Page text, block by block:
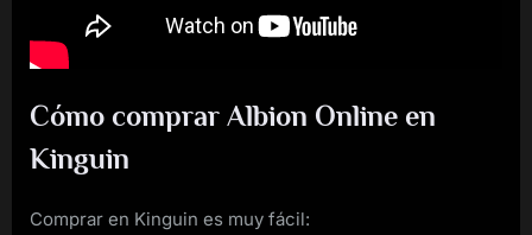
Cómo comprar Albion Online en
Kinguin
Comprar en Kinguin es muy fácil: